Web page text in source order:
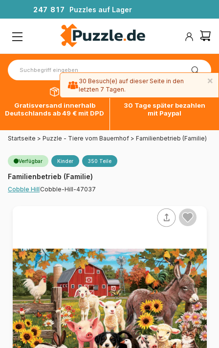
247 81 7 Puzzles auf Lager
Gratisversand innerhalb
Deutschlands ab 49 € mit DPD
30 Tage später bezahlen
mit Paypal
Startseite > Puzzle - Tiere vom Bauernhof > Familienbetrieb (Familie)
Verfügbar Kinder 350 Teile
Familienbetrieb (Familie)
Cobble Hill Cobble-Hill-47037
×
30 Besuch(e) auf dieser Seite in den
letzten 7 Tagen.